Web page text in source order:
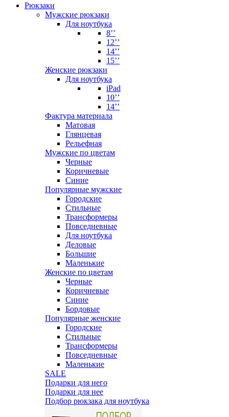
Рюкзаки
Мужские рюкзаки
Для ноутбука
8’’
12’’
14’’
15’’
Женские рюкзаки
Для ноутбука
iPad
10’’
14’’
Фактура материала
Матовая
Глянцевая
Рельефная
Мужские по цветам
Черные
Коричневые
Синие
Популярные мужские
Городские
Стильные
Трансформеры
Повседневные
Для ноутбука
Деловые
Большие
Маленькие
Женские по цветам
Черные
Коричневые
Синие
Бордовые
Популярные женские
Городские
Стильные
Трансформеры
Повседневные
Маленькие
SALE
Подарки для него
Подарки для нее
Подбор рюкзака для ноутбука